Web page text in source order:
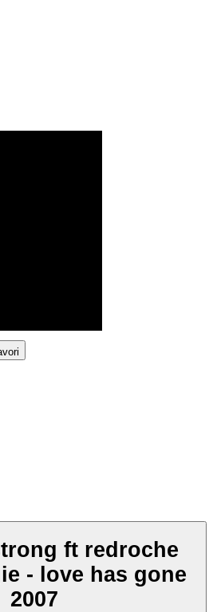
ft redroche
- love has gone
2007